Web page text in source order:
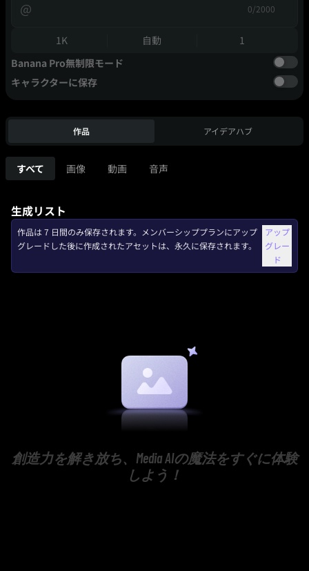
@ 0/2000
1K 自動
1
Banana Pro無制限モード
キャラクターに保存
作品 アイデアハブ
すべて 画像 動画 音声
生成リスト
作品は 7 日間のみ保存されます。メンバーシッププランにアップ
グレードした後に作成されたアセットは、永久に保存されます。
アップ
グレー
ド
創造力を解き放ち、Media AIの魔法をすぐに体験
しよう！